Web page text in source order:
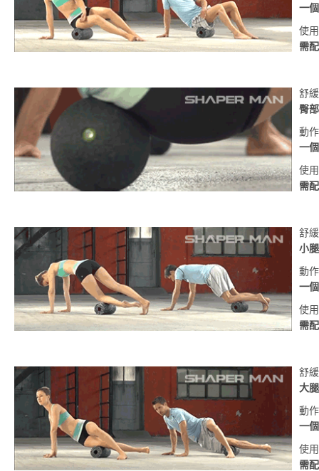
一
使
需
舒
臀部
動
一
使
需
舒
小
動
一
使
需
舒
大
動
一
使
需